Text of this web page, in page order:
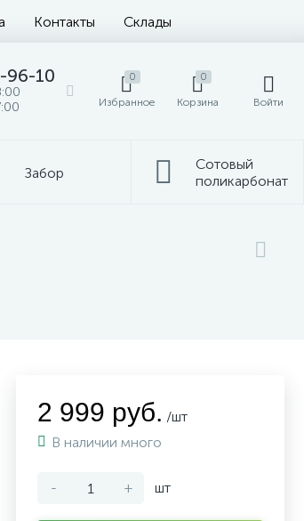
Контакты Склады
96-10 0
Избранное
0
Корзина Войти
Забор
Сотовый
поликарбонат
2 999 руб. /шт
В наличии много
- + шт